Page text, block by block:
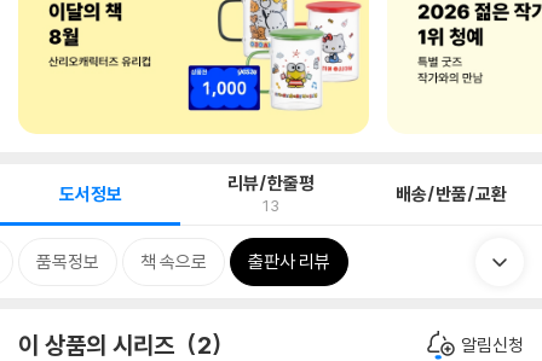
도서정보 리뷰/한줄평
13 배송/반품/교환
품목정보 책 속으로 출판사 리뷰
이 상품의 시리즈 2 알림신청